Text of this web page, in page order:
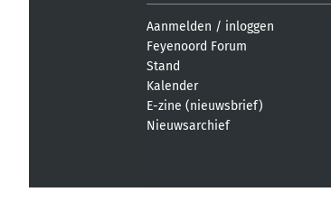
Aanmelden / inloggen
Feyenoord Forum
Stand
Kalender
E-zine (nieuwsbrief)
Nieuwsarchief